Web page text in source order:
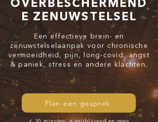
OVERBESCHERMEND
E ZENUWSTELSEL
Een effectieve brein- en
zenuwstelselaanpak voor chronische
vermoeidheid, pijn, long-covid, angst
& paniek, stress en andere klachten.
Plan een gesprek
✓ 30 minuten. ✓ vrijblijvend en geen